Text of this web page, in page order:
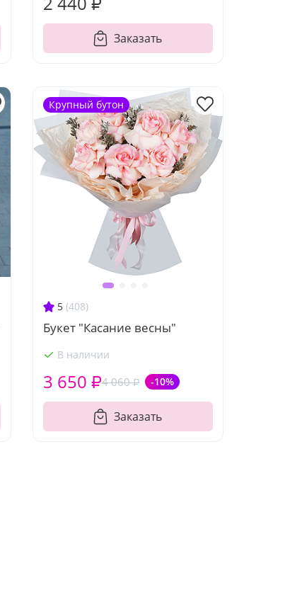
Заказать
5 (408)
Букет "Касание весны"
В наличии
4 060 ₽ -10%
3 650 ₽
Заказать
Крупный бутон